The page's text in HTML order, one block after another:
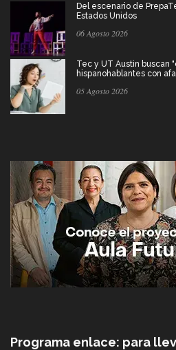
Del escenario de
Estados Unidos
06 Agosto 2026
Tec y UT Austin buscan
hispanohablantes con
05 Agosto 2026
Programa enlace: para